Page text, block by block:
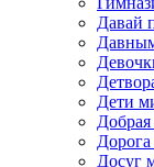
Давай
Дети